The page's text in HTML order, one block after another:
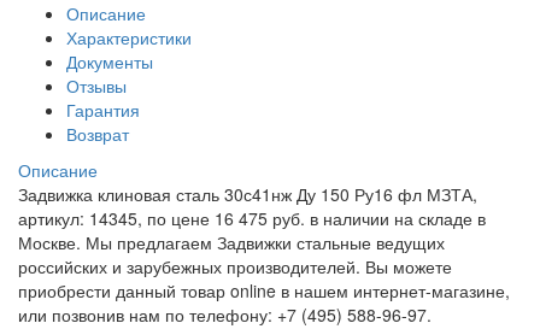
Описание
Характеристики
Документы
Отзывы
Гарантия
Возврат
Описание
Задвижка клиновая сталь 30с41нж Ду 150 Ру16 фл МЗТА,
артикул: 14345, по цене 16 475 руб. в наличии на складе в
Москве. Мы предлагаем Задвижки стальные ведущих
российских и зарубежных производителей. Вы можете
приобрести данный товар online в нашем интернет-магазине,
или позвонив нам по телефону: +7 (495) 588-96-97.